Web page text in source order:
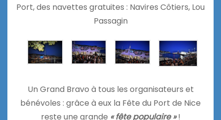
Port, des navettes gratuites : Navires Côtiers, Lou
Passagin
Un Grand Bravo à tous les organisateurs et
bénévoles : grâce à eux la Fête du Port de Nice
reste une grande « fête populaire »!